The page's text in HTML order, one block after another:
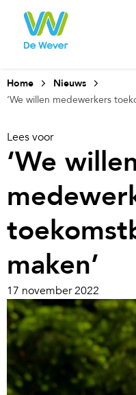
Home
Nieuws
‘We willen medewerkers
Lees voor
‘We
maken’
17 november 2022